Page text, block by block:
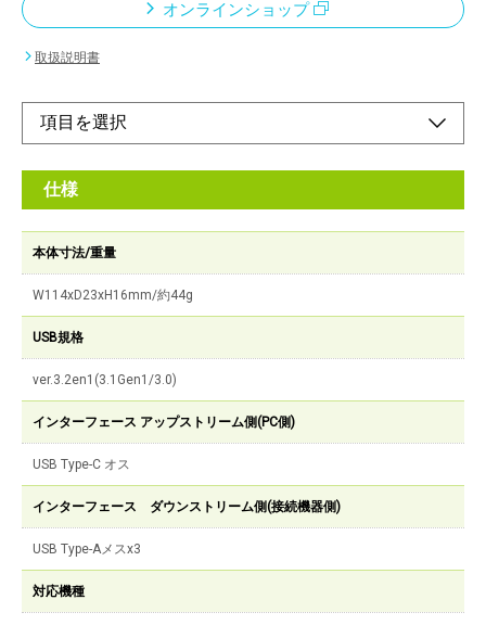
オンラインショップ
取扱説明書
仕様
本体寸法/重量
W114xD23xH16mm/約44g
USB規格
ver.3.2en1(3.1Gen1/3.0)
インターフェース アップストリーム側(PC側)
USB Type-C オス
インターフェース ダウンストリーム側(接続機器側)
USB Type-Aメスx3
対応機種